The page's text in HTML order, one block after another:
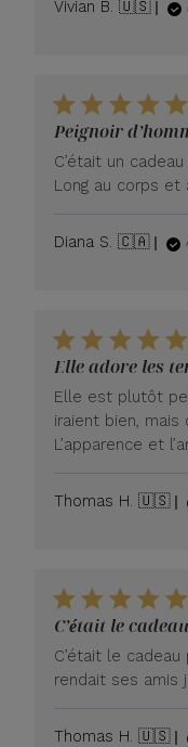
Vivian B. 🇺🇸
Peignoir
C’était un
Long au corps et
Diana S. 🇨🇦
Elle adore les
Elle est plutôt
iraient bien,
L’apparence et
Thomas H. 🇺🇸
C’était le
C’était le
rendait ses amis
Thomas H. 🇺🇸